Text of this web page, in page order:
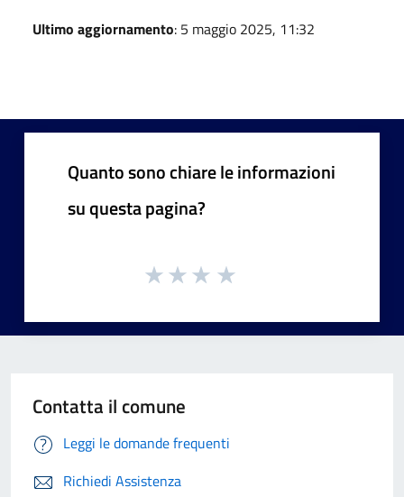
Ultimo aggiornamento: 5 maggio 2025, 11:32
Quanto sono chiare le informazioni
su questa pagina?
Contatta il comune
Leggi le domande frequenti
Richiedi Assistenza